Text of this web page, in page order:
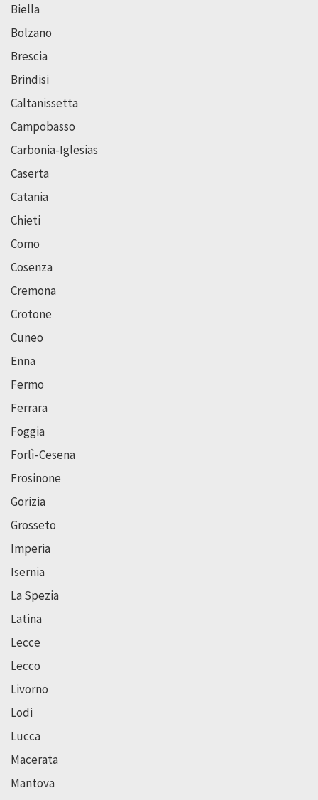
Biella
Bolzano
Brescia
Brindisi
Caltanissetta
Campobasso
Carbonia-Iglesias
Caserta
Catania
Chieti
Como
Cosenza
Cremona
Crotone
Cuneo
Enna
Fermo
Ferrara
Foggia
Forlì-Cesena
Frosinone
Gorizia
Grosseto
Imperia
Isernia
La Spezia
Latina
Lecce
Lecco
Livorno
Lodi
Lucca
Macerata
Mantova